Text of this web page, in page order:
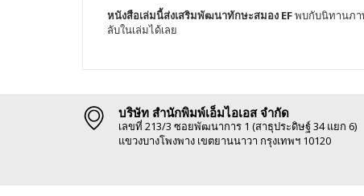
หนังสือเล่มนี้ส่งเสริมพัฒนาทักษะสมอง EFพบกับนิทานภา
ลับในเล่มได้เลย
บริษัท สำนักพิมพ์เอ็มไอเอส จำกัด
เลขที่ 213/3 ซอยพัฒนาการ 1 (สาธุประดิษฐ์ 34 แยก 6)
แขวงบางโพงพาง เขตยานนาวา กรุงเทพฯ 10120